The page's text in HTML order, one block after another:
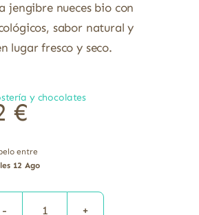
jengibre nueces bio con
sabor natural y
lugar fresco y seco.
y chocolates
€
entre
12 Ago